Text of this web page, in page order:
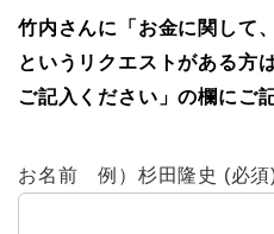
竹内さんに「お金に関して
というリクエストがある方
ご記入ください」の欄にご
お名前 例）杉田隆史 (必須